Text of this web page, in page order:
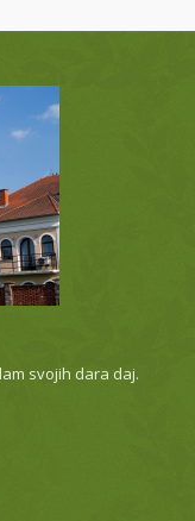
svojih dara daj.